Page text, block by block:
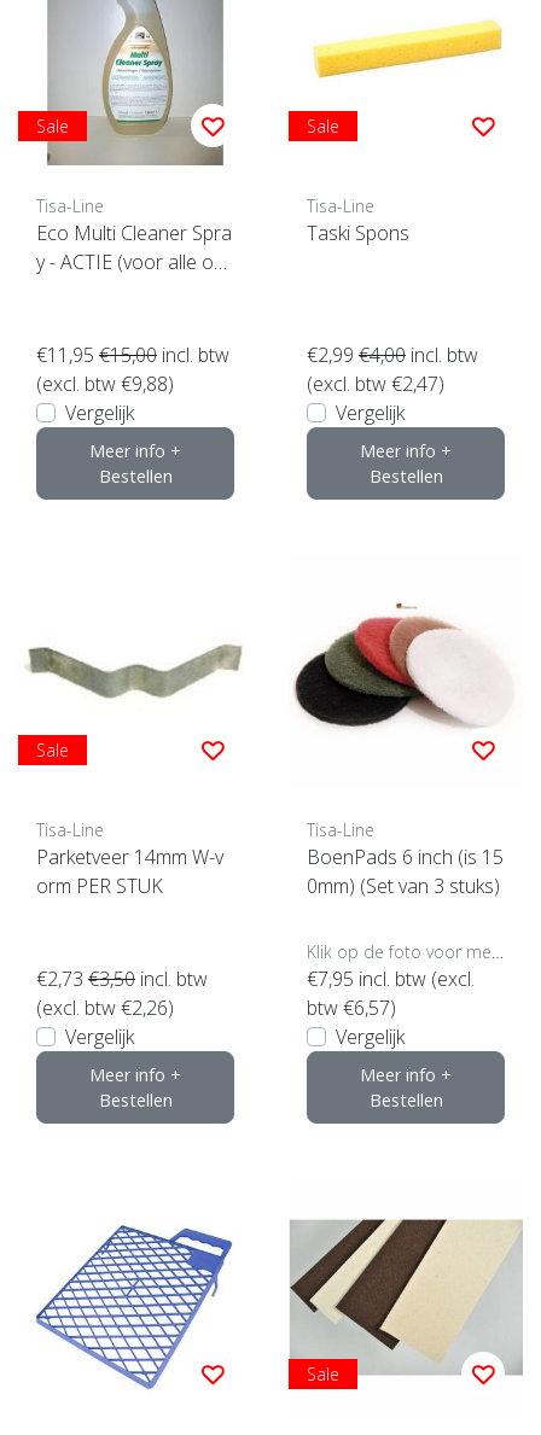
Sale
Tisa-Line
Eco Multi Cleaner Spra
y - ACTIE (voor alle op
€11,95 €15,00 incl. btw
(excl. btw €9,88)
Vergelijk
Meer info +
Bestellen
Sale
Tisa-Line
Taski Spons
€2,99 €4,00 incl. btw
(excl. btw €2,47)
Vergelijk
Meer info +
Bestellen
Sale
Tisa-Line
Parketveer 14mm W-v
orm PER STUK
€2,73 €3,50 incl. btw
(excl. btw €2,26)
Vergelijk
Meer info +
Bestellen
Tisa-Line
BoenPads 6 inch (is 15
0mm) (Set van 3 stuks)
€7,95 incl. btw (excl.
btw €6,57)
Vergelijk
Meer info +
Bestellen
Sale